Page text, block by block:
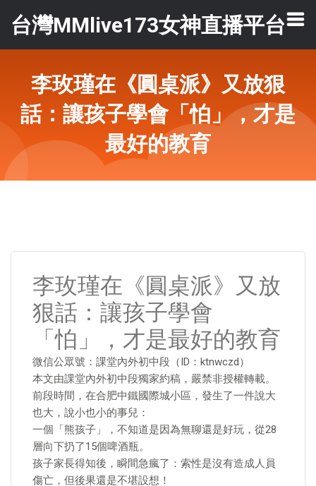
台灣MMlive173女神直播平台
李玫瑾在《圓桌派》又放狠
話：讓孩子學會「怕」，才是
最好的教育
李玫瑾在《圓桌派》又放
狠話：讓孩子學會
「怕」，才是最好的教育
微信公眾號：課堂內外初中段（ID：ktnwczd）
本文由課堂內外初中段獨家約稿，嚴禁非授權轉載。
前段時間，在合肥中鐵國際城小區，發生了一件說大
也大，說小也小的事兒：
一個「熊孩子」，不知道是因為無聊還是好玩，從28
層向下扔了15個啤酒瓶。
孩子家長得知後，瞬間急瘋了：索性是沒有造成人員
傷亡，但後果還是不堪設想！